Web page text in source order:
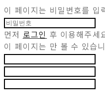
이 페이지는 비밀번호를 입
먼저 로그인 후 이용해주세
이 페이지는 만 볼 수 있습